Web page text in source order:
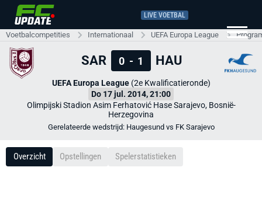
LIVE VOETBAL
Voetbalcompetities Internationaal UEFA Europa League
SAR 0 - 1 HAU
UEFA Europa League(2e Kwalificatieronde)
Do 17 jul. 2014, 21:00
Olimpijski Stadion Asim Ferhatović Hase Sarajevo, Bosnië-
Herzegovina
Gerelateerde wedstrijd: Haugesund vs FK Sarajevo
Overzicht Opstellingen Spelerstatistieken